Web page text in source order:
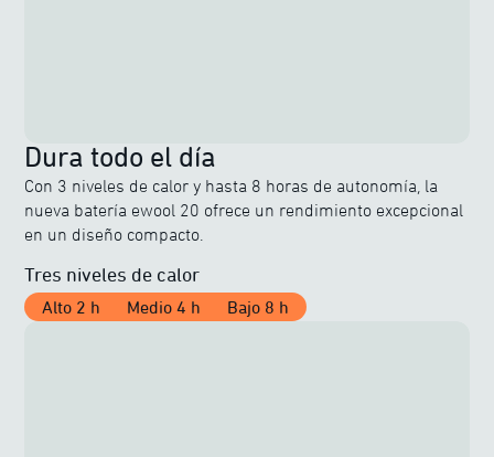
Dura todo el día
Con 3 niveles de calor y hasta 8 horas de autonomía, la
nueva batería ewool 20 ofrece un rendimiento excepcional
en un diseño compacto.
Tres niveles de calor
Alto 2 h Medio 4 h Bajo 8 h